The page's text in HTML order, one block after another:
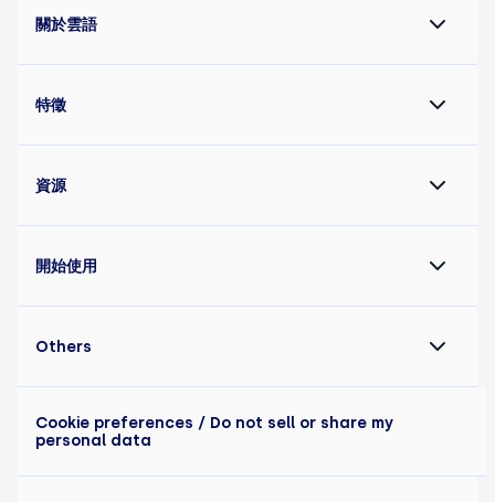
關於雲語
特徵
資源
開始使用
Others
Cookie preferences / Do not sell or share my
personal data